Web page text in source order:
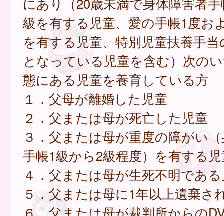
にあり（20歳未満で身体障害者
級を有する児童、愛の手帳1度お
を有する児童、特別児童扶養手
となっている児童を含む）次の
態にある児童を養育している方
１．父母が離婚した児童
２．父または母が死亡した児童
３．父または母が重度の障がい
手帳1級から2級程度）を有する
４．父または母が生死不明であ
５．父または母に1年以上遺棄さ